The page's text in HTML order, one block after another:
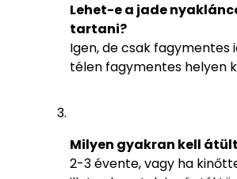
Lehet-e a jade
tartani?
Igen, de csak fagymentes
télen fagymentes helyen
Milyen gyakran kell
2-3 évente, vagy ha